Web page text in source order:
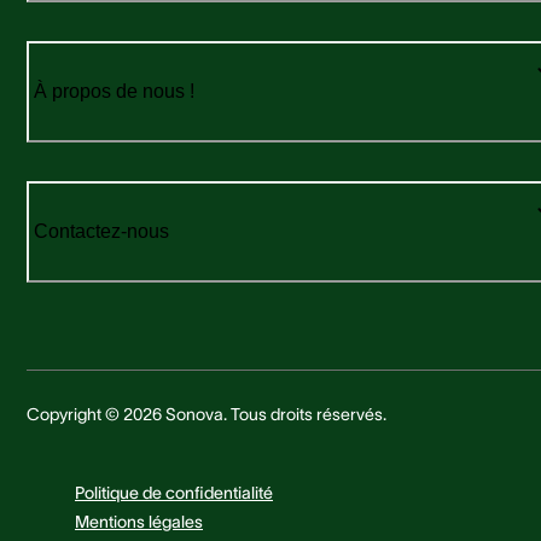
À propos de nous !
Contactez-nous
Copyright © 2026 Sonova. Tous droits réservés.
Politique de confidentialité
Mentions légales